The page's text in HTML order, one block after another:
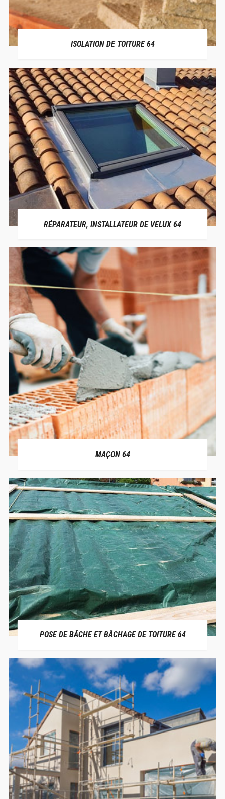
ISOLATION DE TOITURE 64
RÉPARATEUR, INSTALLATEUR DE VELUX 64
MAÇON 64
POSE DE BÂCHE ET BÂCHAGE DE TOITURE 64